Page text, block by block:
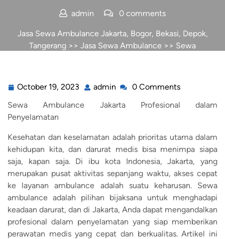
admin 0 comments
Jasa Sewa Ambulance Jakarta, Bogor, Bekasi, Depok,
Tangerang >> Jasa Sewa Ambulance >> Sewa
October 19, 2023 admin
0 Comments
Sewa Ambulance Jakarta Profesional dalam
Penyelamatan
Kesehatan dan keselamatan adalah prioritas utama dalam
kehidupan kita, dan darurat medis bisa menimpa siapa
saja, kapan saja. Di ibu kota Indonesia, Jakarta, yang
merupakan pusat aktivitas sepanjang waktu, akses cepat
ke layanan ambulance adalah suatu keharusan. Sewa
ambulance adalah pilihan bijaksana untuk menghadapi
keadaan darurat, dan di Jakarta, Anda dapat mengandalkan
profesional dalam penyelamatan yang siap memberikan
perawatan medis yang cepat dan berkualitas. Artikel ini